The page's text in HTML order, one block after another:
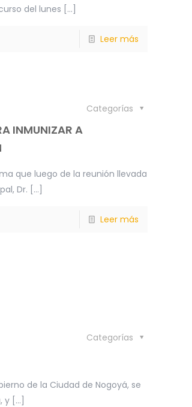
del lunes […]
Leer más
Categorías
INMUNIZAR A
que luego de la reunión llevada
Dr. […]
Leer más
Categorías
de la Ciudad de Nogoyá, se
y[…]